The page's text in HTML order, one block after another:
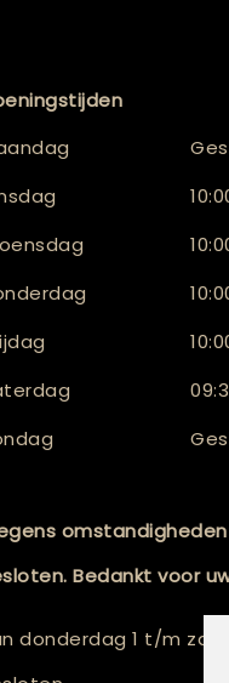
Bedankt voor
donderdag 1 t/m